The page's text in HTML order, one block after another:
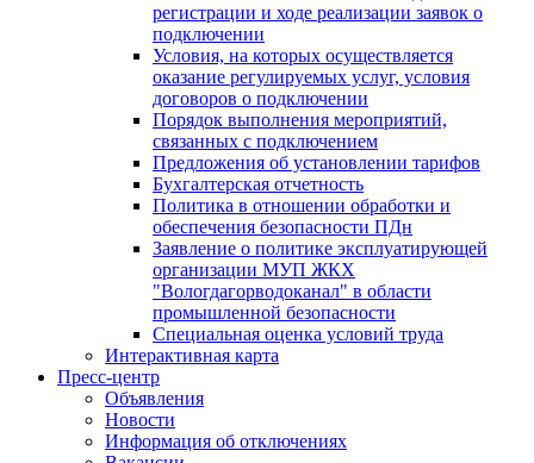
регистрации и ходе реализации заявок о
подключении
Условия, на которых осуществляется
оказание регулируемых услуг, условия
договоров о подключении
Порядок выполнения мероприятий,
связанных с подключением
Предложения об установлении тарифов
Бухгалтерская отчетность
Политика в отношении обработки и
обеспечения безопасности ПДн
Заявление о политике эксплуатирующей
организации МУП ЖКХ
"Вологдагорводоканал" в области
промышленной безопасности
Специальная оценка условий труда
Интерактивная карта
Пресс-центр
Объявления
Новости
Информация об отключениях